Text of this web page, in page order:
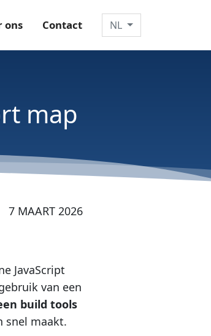
ons Contact NL
map
7 MAART 2026
JavaScript
van een
build tools
snel maakt.